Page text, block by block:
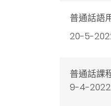
普通話語
20-5-
普通話課
9-4-2022